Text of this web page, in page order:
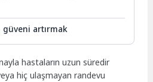
güveni artırmak
hastaların uzun süredir
hiç ulaşmayan randevu